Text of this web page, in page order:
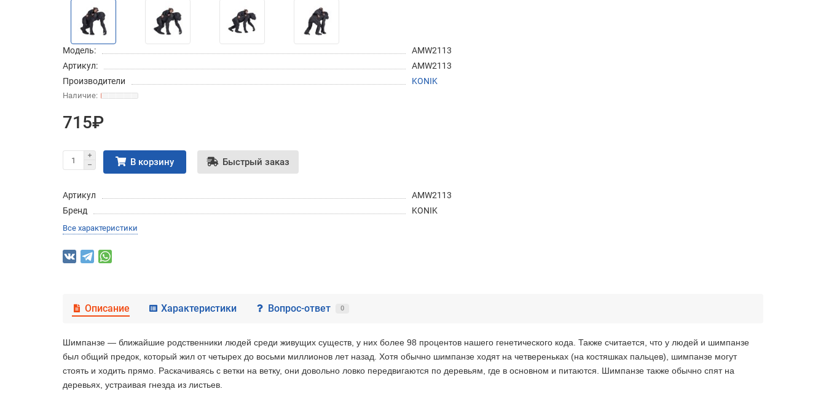
Модель:
AMW2113
Артикул:
AMW2113
Производители
KONIK
715₽
В корзину Быстрый заказ
Артикул
AMW2113
Бренд
KONIK
Все характеристики
Описание Характеристики Вопрос-ответ 0
Шимпанзе — ближайшие родственники людей среди живущих существ, у них более 98 процентов нашего генетического кода. Также считается, что у людей и шимпанзе
был общий предок, который жил от четырех до восьми миллионов лет назад. Хотя обычно шимпанзе ходят на четвереньках (на костяшках пальцев), шимпанзе могут
стоять и ходить прямо. Раскачиваясь с ветки на ветку, они довольно ловко передвигаются по деревьям, где в основном и питаются. Шимпанзе также обычно спят на
деревьях, устраивая гнезда из листьев.
Оплачивайте сегодня только
% картой любого банка
8 (800) 100-05 85
chasti.ru